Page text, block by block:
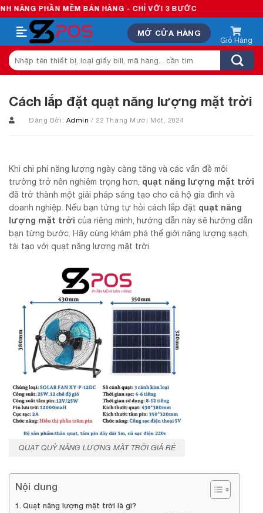
Skip
to
content
MỀM BÁN HÀNG - CHỈ VỚI 3 BƯỚC
MỞ CỬA HÀNG
Tìm
kiếm:
Cách lắp đặt quạt năng lượng mặt trời
Đăng Bởi: Admin/ 22 Tháng Mười Một, 2024
Khi chi phí năng lượng ngày càng tăng và các vấn đề môi
trường trở nên nghiêm trọng hơn, quạt năng lượng mặt trời
đã trở thành một giải pháp sáng tạo cho cả hộ gia đình và
doanh nghiệp. Nếu bạn từng tự hỏi cách lắp đặt quạt năng
lượng mặt trời của riêng mình, hướng dẫn này sẽ hướng dẫn
bạn từng bước. Hãy cùng khám phá thế giới năng lượng sạch,
tái tạo với quạt năng lượng mặt trời.
QUẠT QUỲ NĂNG LƯỢNG MẶT TRỜI GIÁ RẺ
Nội dung
Quạt năng lượng mặt trời là gì?